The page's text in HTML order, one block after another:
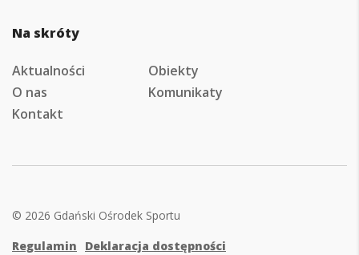
Na skróty
Aktualności
Obiekty
O nas
Komunikaty
Kontakt
© 2026 Gdański Ośrodek Sportu
Regulamin
Deklaracja dostępności